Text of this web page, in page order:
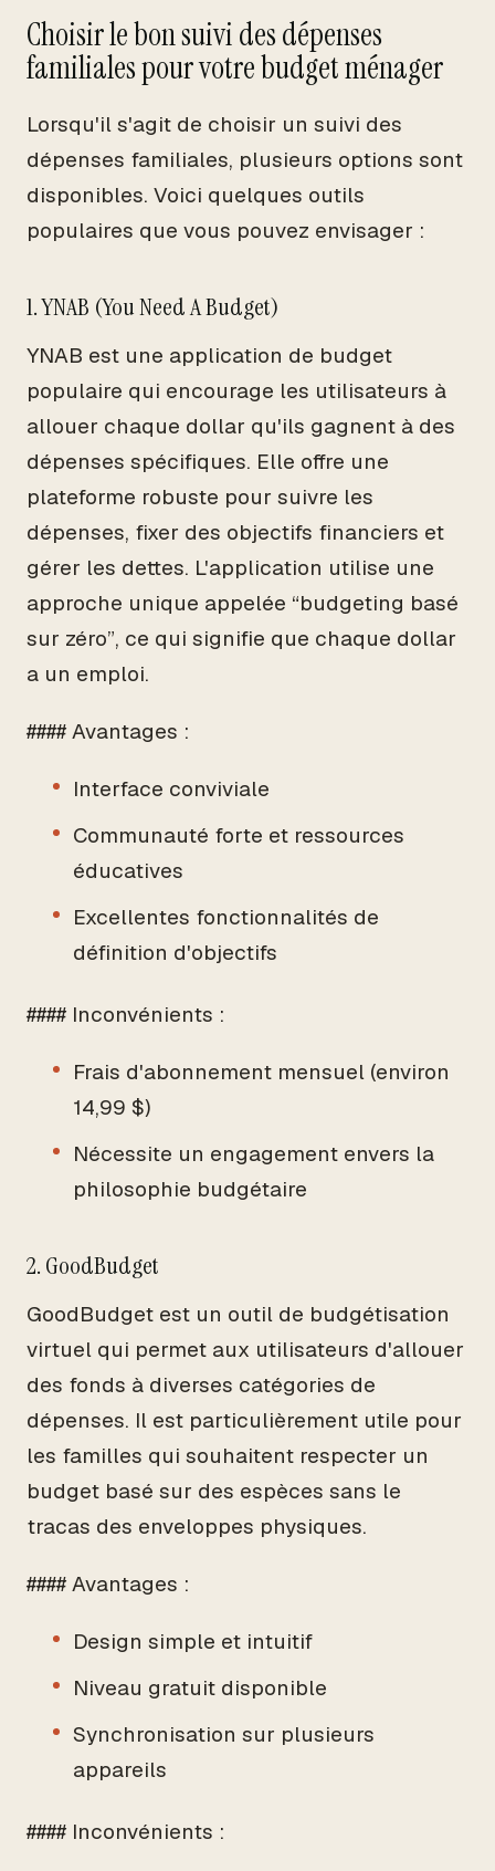
Choisir le bon suivi des dépenses
familiales pour votre budget ménager
Lorsqu'il s'agit de choisir un suivi des
dépenses familiales, plusieurs options sont
disponibles. Voici quelques outils
populaires que vous pouvez envisager :
1. YNAB (You Need A Budget)
YNAB est une application de budget
populaire qui encourage les utilisateurs à
allouer chaque dollar qu'ils gagnent à des
dépenses spécifiques. Elle offre une
plateforme robuste pour suivre les
dépenses, fixer des objectifs financiers et
gérer les dettes. L'application utilise une
approche unique appelée “budgeting basé
sur zéro”, ce qui signifie que chaque dollar
a un emploi.
#### Avantages :
Interface conviviale
Communauté forte et ressources
éducatives
Excellentes fonctionnalités de
définition d'objectifs
#### Inconvénients :
Frais d'abonnement mensuel (environ
14,99 $)
Nécessite un engagement envers la
philosophie budgétaire
2. GoodBudget
GoodBudget est un outil de budgétisation
virtuel qui permet aux utilisateurs d'allouer
des fonds à diverses catégories de
dépenses. Il est particulièrement utile pour
les familles qui souhaitent respecter un
budget basé sur des espèces sans le
tracas des enveloppes physiques.
#### Avantages :
Design simple et intuitif
Niveau gratuit disponible
Synchronisation sur plusieurs
appareils
#### Inconvénients :